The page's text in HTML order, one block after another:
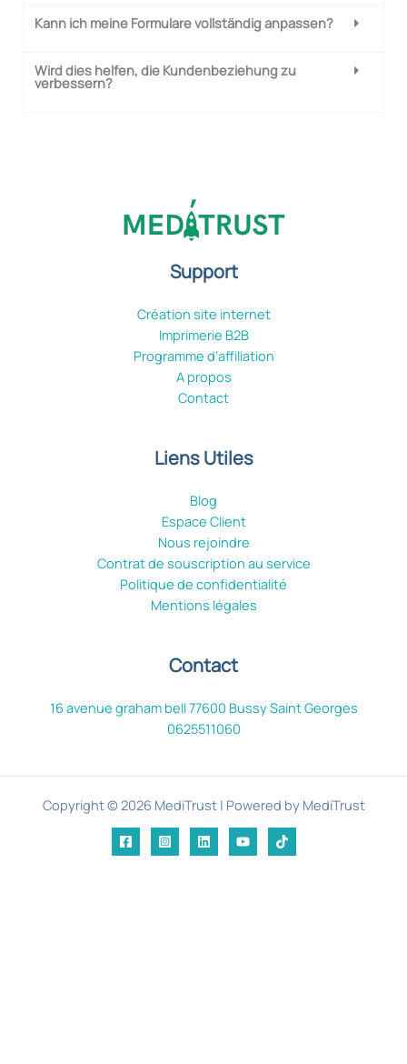
Kann ich meine Formulare vollständig anpassen?
Wird dies helfen, die Kundenbeziehung zu
verbessern?
Support
Création site internet
Imprimerie B2B
Programme d’affiliation
A propos
Contact
Liens Utiles
Blog
Espace Client
Nous rejoindre
Contrat de souscription au service
Politique de confidentialité
Mentions légales
Contact
16 avenue graham bell 77600 Bussy Saint Georges
0625511060
Copyright © 2026 MediTrust | Powered by MediTrust